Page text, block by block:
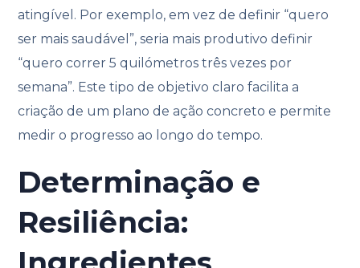
atingível. Por exemplo, em vez de definir “quero
ser mais saudável”, seria mais produtivo definir
“quero correr 5 quilómetros três vezes por
semana”. Este tipo de objetivo claro facilita a
criação de um plano de ação concreto e permite
medir o progresso ao longo do tempo.
Determinação e
Resiliência: